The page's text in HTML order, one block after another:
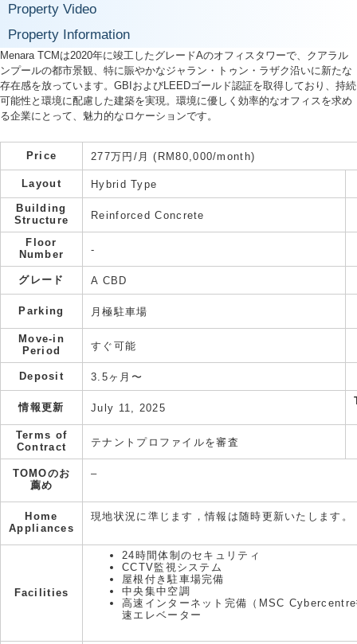
Property Video
Property Information
Menara TCMは2020年に竣工したグレードAのオフィスタワーで、クアラル
ンプールの都市景観、特に賑やかなジャラン・トゥン・ラザク沿いに新たな
存在感を放っています。GBIおよびLEEDゴールド認証を取得しており、持続
可能性と環境に配慮した建築を実現。環境に優しく効率的なオフィスを求め
る企業にとって、魅力的なロケーションです。
Price 277万円/月 (RM80,000/month)
Layout
Hybrid Type
Building
Structure
Reinforced Concrete
Floor
Number
-
グレード A CBD
Parking 月極駐車場
Move-in
Period
すぐ可能
Deposit 3.5ヶ月〜
情報更新 July 11, 2025
Terms of
Contract
テナントプロファイルを審査
TOMOのお
薦め
–
Home
Appliances
現地状況に準じます，情報は随時更新いたします。
Facilities
24時間体制のセキュリティ
CCTV監視システム
屋根付き駐車場完備
中央集中空調
高速インターネット完備（MSC
速エレベーター